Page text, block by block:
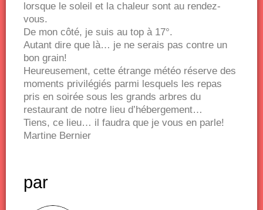
lorsque le soleil et la chaleur sont au rendez-
vous.
De mon côté, je suis au top à 17°.
Autant dire que là… je ne serais pas contre un
bon grain!
Heureusement, cette étrange météo réserve des
moments privilégiés parmi lesquels les repas
pris en soirée sous les grands arbres du
restaurant de notre lieu d’hébergement…
Tiens, ce lieu… il faudra que je vous en parle!
Martine Bernier
par